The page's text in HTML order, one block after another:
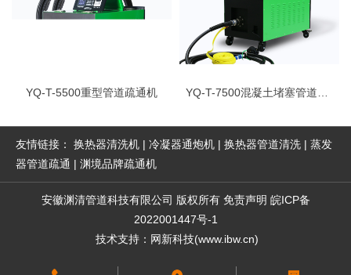
YQ-T-5500重型管道疏通机
友情链接： 换热器清洗机 | 冷凝器通炮机 | 换热器管道清洗 | 蒸发
器管道疏通 | 渊境品牌疏通机
安徽渊清管道科技有限公司 版权所有 免责声明 皖ICP备
2022001447号-1
技术支持 ： 网新科技(www.ibw.cn)